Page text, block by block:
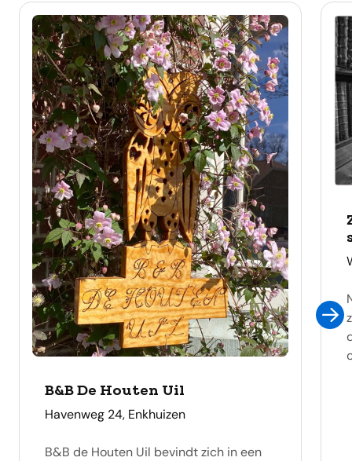
B&B De Houten Uil
adres
Havenweg 24, Enkhuizen
B&B de Houten Uil bevindt zich in een